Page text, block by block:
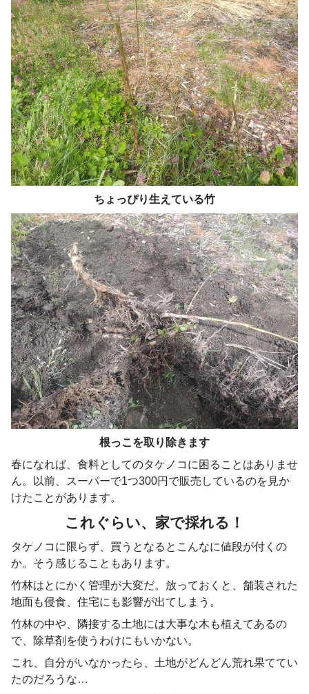
ちょっぴり生えている竹
根っこを取り除きます
春になれば、食料としてのタケノコに困ることはありませ
ん。以前、スーパーで1つ300円で販売しているのを見か
けたことがあります。
これぐらい、家で採れる！
タケノコに限らず、買うとなるとこんなに値段が付くの
か。そう感じることもあります。
竹林はとにかく管理が大変だ。放っておくと、舗装された
地面も侵食、住宅にも影響が出てしまう。
竹林の中や、隣接する土地には大事な木も植えてあるの
で、除草剤を使うわけにもいかない。
これ、自分がいなかったら、土地がどんどん荒れ果ててい
たのだろうな…